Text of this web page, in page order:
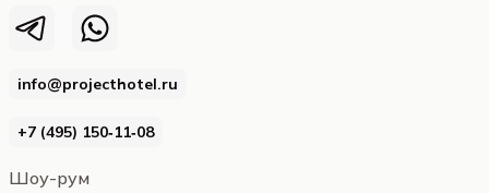
info@projecthotel.ru
+7 (495) 150‑11‑08
Шоу-рум